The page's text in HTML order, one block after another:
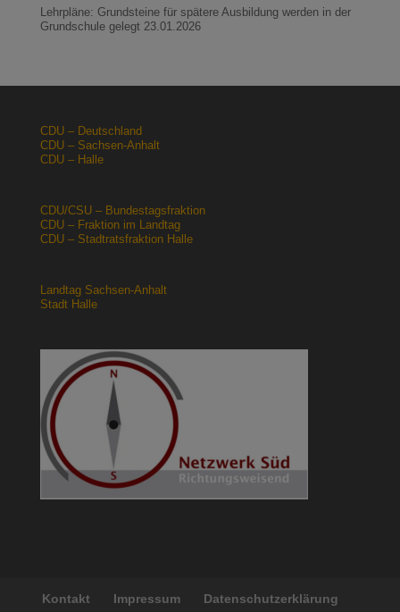
Lehrpläne: Grundsteine für spätere Ausbildung werden in der
Grundschule gelegt 23.01.2026
CDU – Deutschland
CDU – Sachsen-Anhalt
CDU – Halle
CDU/CSU – Bundestagsfraktion
CDU – Fraktion im Landtag
CDU – Stadtratsfraktion Halle
Landtag Sachsen-Anhalt
Stadt Halle
Kontakt Impressum Datenschutzerklärung